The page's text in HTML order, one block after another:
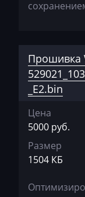
BobCat
Bomag
Brilliance
Buhler
BYD
Прошивка
_E2.bin
Цена
5000 руб.
Размер
1504 КБ